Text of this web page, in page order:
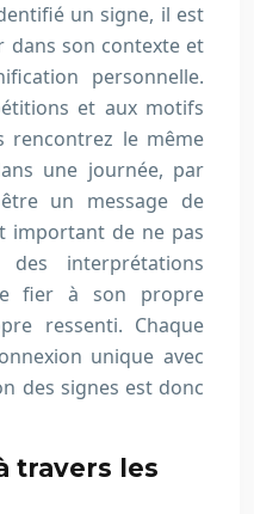
un signe, il est
dans son contexte et
personnelle.
et aux motifs
rencontrez le même
une journée, par
un message de
important de ne pas
interprétations
fier à son propre
ressenti. Chaque
unique avec
des signes est donc
travers les